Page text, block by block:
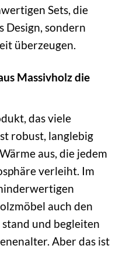
Sets, die
Design, sondern
überzeugen.
Massivholz die
das viele
robust, langlebig
aus, die jedem
verleiht. Im
auch den
und begleiten
Aber das ist